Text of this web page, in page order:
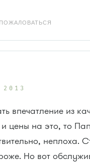
ПОЖАЛОВАТЬСЯ
впечатление из
цены на это, то
неплоха.
Но вот